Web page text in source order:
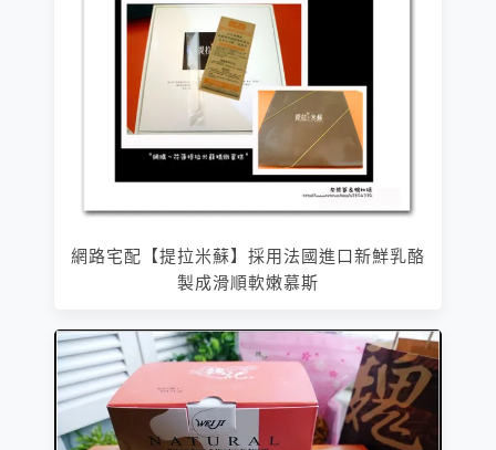
網路宅配【提拉米蘇】採用法國進口新鮮乳酪
製成滑順軟嫩慕斯